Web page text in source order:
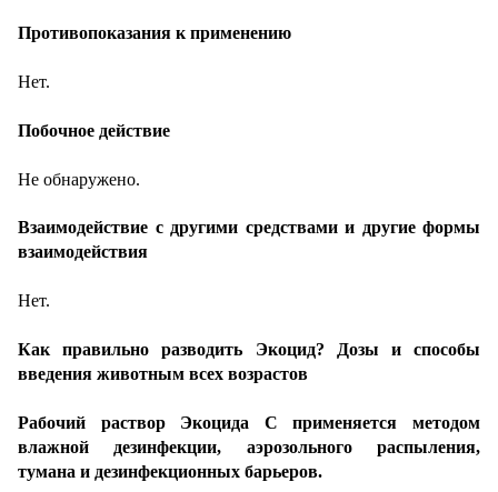
Противопоказания к применению
Нет.
Побочное действие
Не обнаружено.
Взаимодействие с другими средствами и другие формы
взаимодействия
Нет.
Как правильно разводить Экоцид? Дозы и способы
введения животным всех возрастов
Рабочий раствор Экоцида С применяется методом
влажной дезинфекции, аэрозольного распыления,
тумана и дезинфекционных барьеров.